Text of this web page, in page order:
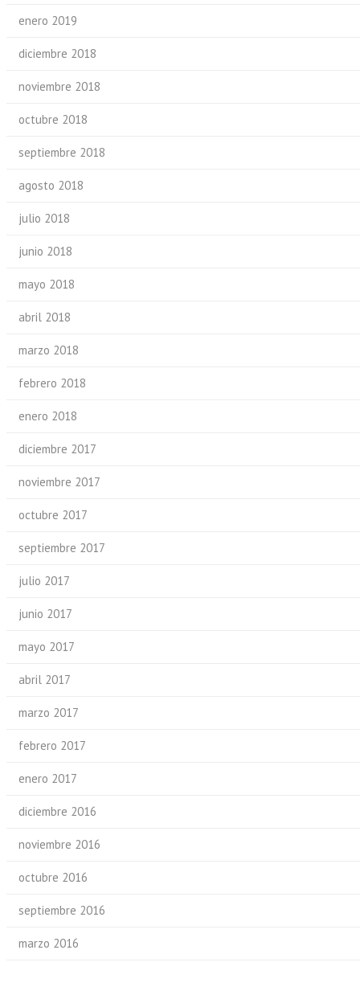
enero 2019
diciembre 2018
noviembre 2018
octubre 2018
septiembre 2018
agosto 2018
julio 2018
junio 2018
mayo 2018
abril 2018
marzo 2018
febrero 2018
enero 2018
diciembre 2017
noviembre 2017
octubre 2017
septiembre 2017
julio 2017
junio 2017
mayo 2017
abril 2017
marzo 2017
febrero 2017
enero 2017
diciembre 2016
noviembre 2016
octubre 2016
septiembre 2016
marzo 2016